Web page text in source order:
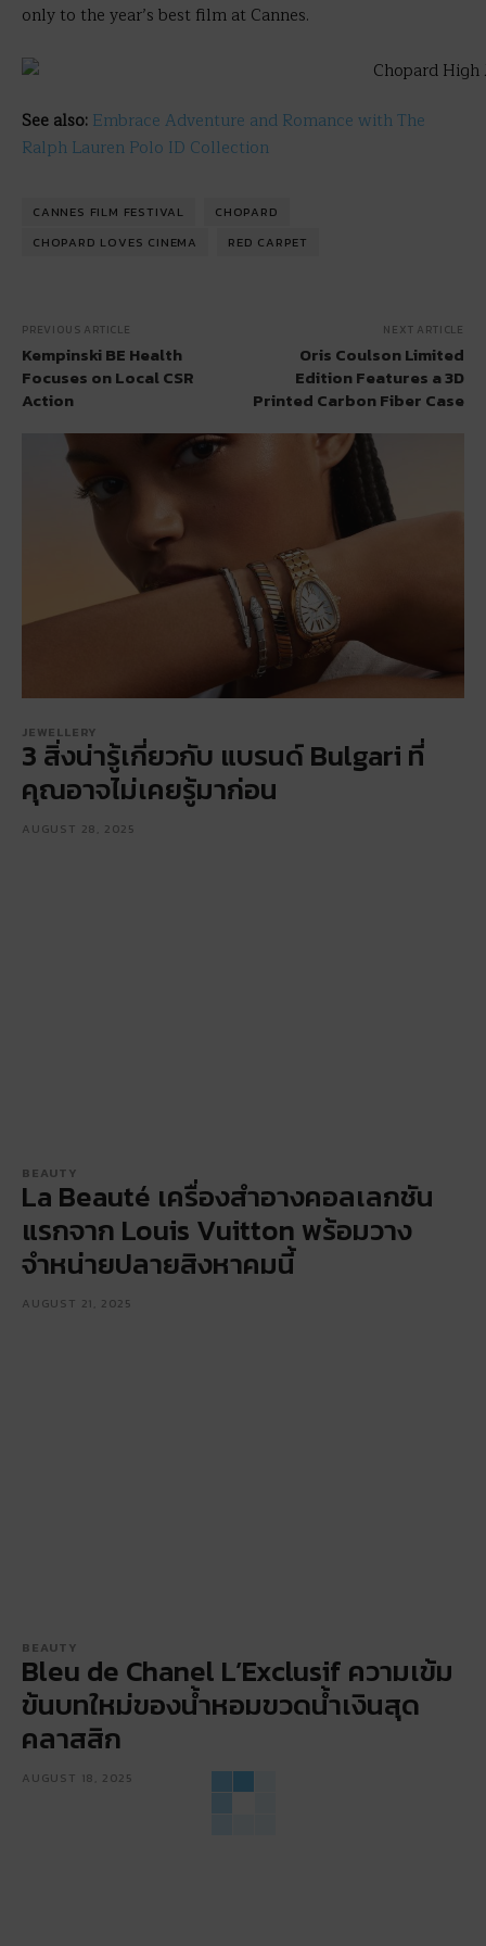
only to the year’s best film at Cannes.
See also: Embrace Adventure and Romance with The
Ralph Lauren Polo ID Collection
CANNES FILM FESTIVAL
CHOPARD
CHOPARD LOVES CINEMA
RED CARPET
PREVIOUS ARTICLE
Kempinski BE Health
Focuses on Local CSR
Action
NEXT ARTICLE
Oris Coulson Limited
Edition Features a 3D
Printed Carbon Fiber Case
JEWELLERY
3 สิ่งน่ารู้เกี่ยวกับ แบรนด์ Bulgari ที่
คุณอาจไม่เคยรู้มาก่อน
AUGUST 28, 2025
BEAUTY
La Beauté เครื่องสำอางคอลเลกชัน
แรกจาก Louis Vuitton พร้อมวาง
จำหน่ายปลายสิงหาคมนี้
AUGUST 21, 2025
BEAUTY
Bleu de Chanel L’Exclusif ความเข้ม
ข้นบทใหม่ของน้ำหอมขวดน้ำเงินสุด
คลาสสิก
AUGUST 18, 2025